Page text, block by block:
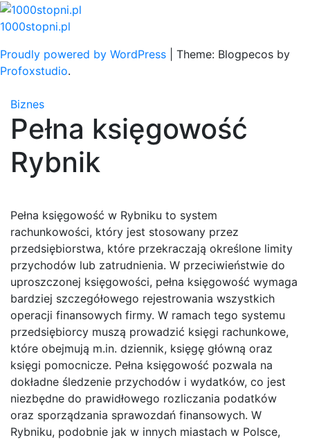
Skip
to
1000stopni.pl
Proudly powered by WordPress
Theme: Blogpecos by
Profoxstudio.
Biznes
Pełna księgowość
Rybnik
Pełna księgowość w Rybniku to system
rachunkowości, który jest stosowany przez
przedsiębiorstwa, które przekraczają określone limity
przychodów lub zatrudnienia. W przeciwieństwie do
uproszczonej księgowości, pełna księgowość wymaga
bardziej szczegółowego rejestrowania wszystkich
operacji finansowych firmy. W ramach tego systemu
przedsiębiorcy muszą prowadzić księgi rachunkowe,
które obejmują m.in. dziennik, księgę główną oraz
księgi pomocnicze. Pełna księgowość pozwala na
dokładne śledzenie przychodów i wydatków, co jest
niezbędne do prawidłowego rozliczania podatków
oraz sporządzania sprawozdań finansowych. W
Rybniku, podobnie jak w innych miastach w Polsce,